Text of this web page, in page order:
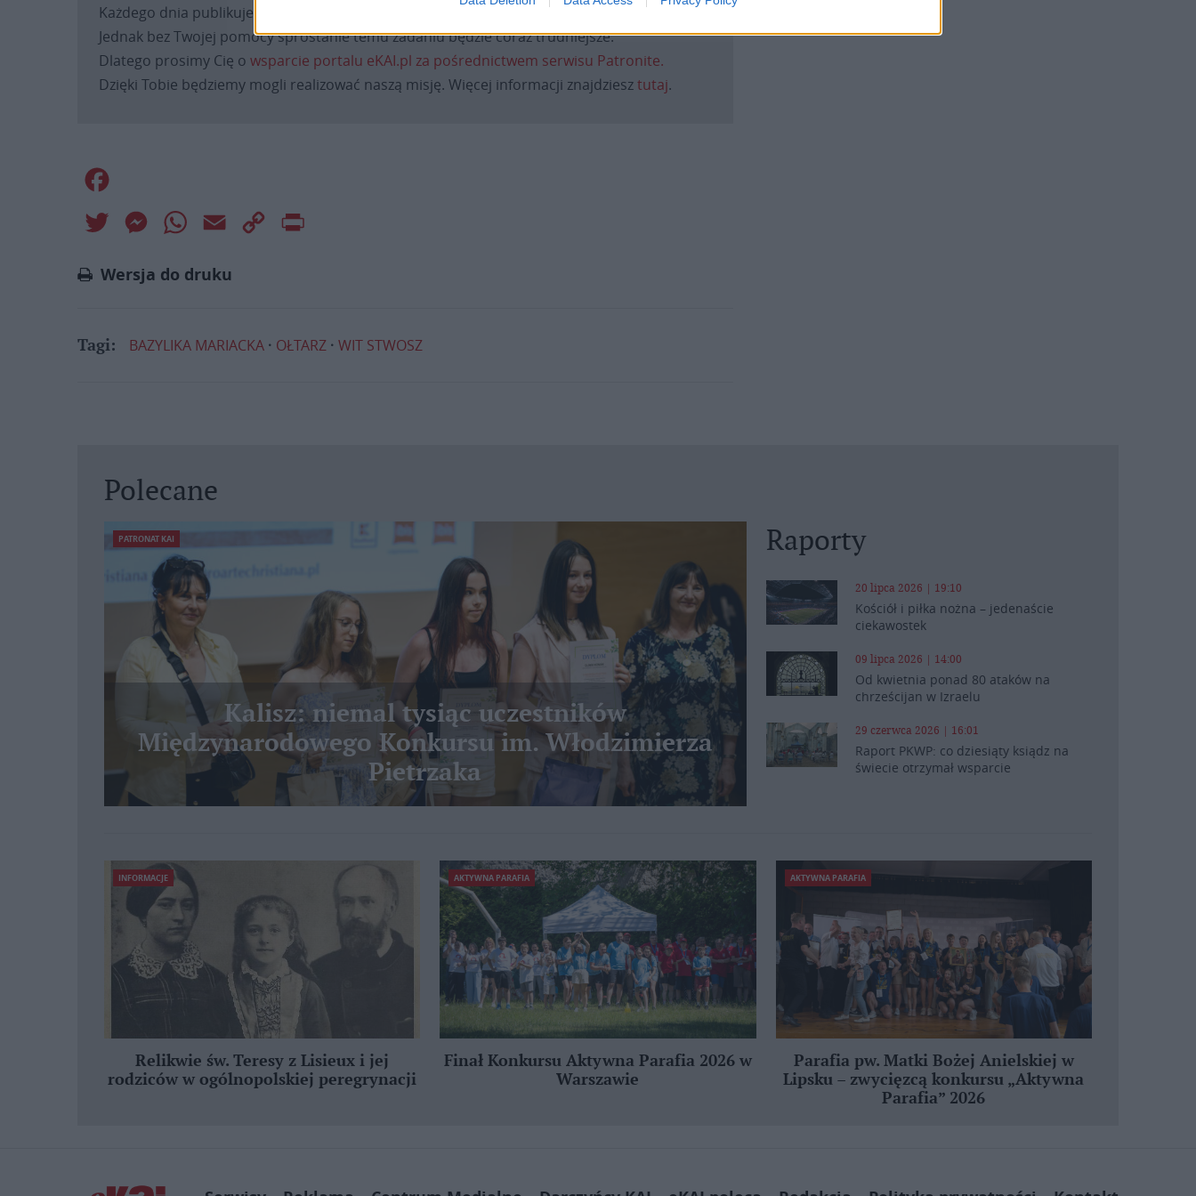
Każdego dnia publikujemy najważniejsze informacje z życia Kościoła w Polsce i na świecie.
Jednak bez Twojej pomocy sprostanie temu zadaniu będzie coraz trudniejsze.
Dlatego prosimy Cię o wsparcie portalu eKAI.pl za pośrednictwem serwisu Patronite.
Dzięki Tobie będziemy mogli realizować naszą misję. Więcej informacji znajdziesztutaj.
Twitter MessengerWhatsApp
Email
Copy
Wersja do druku
Tagi: BAZYLIKA MARIACKA OŁTARZ WIT STWOSZ
Polecane
PATRONAT KAI
Kalisz: niemal tysiąc uczestników
Międzynarodowego Konkursu im. Włodzimierza
Pietrzaka
Raporty
20 lipca 2026 | 19:10
Kościół i piłka nożna – jedenaście
ciekawostek
09 lipca 2026 | 14:00
Od kwietnia ponad 80 ataków na
chrześcijan w Izraelu
29 czerwca 2026 | 16:01
Raport PKWP: co dziesiąty ksiądz na
świecie otrzymał wsparcie
INFORMACJE
Relikwie św. Teresy z Lisieux i jej
rodziców w ogólnopolskiej peregrynacji
AKTYWNA PARAFIA
Finał Konkursu Aktywna Parafia 2026 w
Warszawie
AKTYWNA PARAFIA
Parafia pw. Matki Bożej Anielskiej w
Lipsku – zwycięzcą konkursu „Aktywna
Parafia” 2026